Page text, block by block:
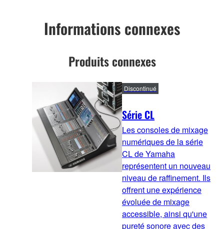
Informations connexes
Produits connexes
Série CL
Discontinué
Les consoles de mixage
numériques de la série
CL de Yamaha
représentent un nouveau
niveau de raffinement. Ils
offrent une expérience
évoluée de mixage
accessible, ainsi qu'une
pureté sonore avec des